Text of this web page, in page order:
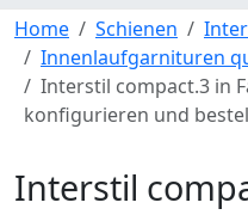
Home Schienen
Innenlaufgarnituren
Interstil compact.3 in
konfigurieren und
Interstil